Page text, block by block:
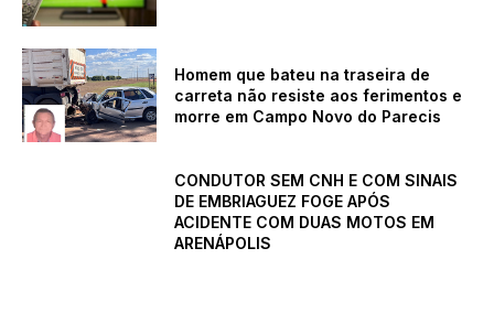
Homem que bateu na traseira de
carreta não resiste aos ferimentos e
morre em Campo Novo do Parecis
CONDUTOR SEM CNH E COM SINAIS
DE EMBRIAGUEZ FOGE APÓS
ACIDENTE COM DUAS MOTOS EM
ARENÁPOLIS